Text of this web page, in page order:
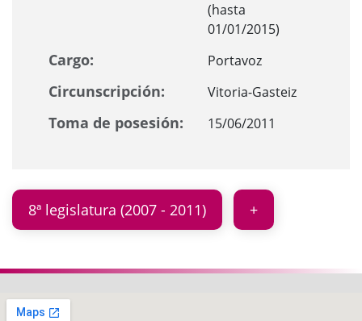
(hasta
01/01/2015)
Cargo: Portavoz
Circunscripción: Vitoria-Gasteiz
Toma de posesión: 15/06/2011
8ª legislatura (2007 - 2011)